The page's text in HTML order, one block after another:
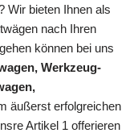
Wir bieten Ihnen als
nach Ihren
können bei uns
Werkzeug-
äußerst erfolgreichen
Artikel 1 offerieren